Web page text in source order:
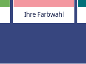
Ihre Farbwahl